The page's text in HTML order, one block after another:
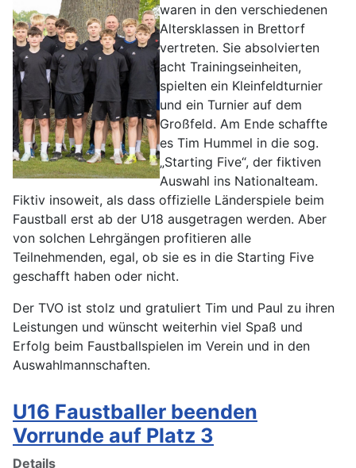
waren in den verschiedenen
Altersklassen in Brettorf
vertreten. Sie absolvierten
acht Trainingseinheiten,
spielten ein Kleinfeldturnier
und ein Turnier auf dem
Großfeld. Am Ende schaffte
es Tim Hummel in die sog.
„Starting Five“, der fiktiven
Auswahl ins Nationalteam.
Fiktiv insoweit, als dass offizielle Länderspiele beim
Faustball erst ab der U18 ausgetragen werden. Aber
von solchen Lehrgängen profitieren alle
Teilnehmenden, egal, ob sie es in die Starting Five
geschafft haben oder nicht.
Der TVO ist stolz und gratuliert Tim und Paul zu ihren
Leistungen und wünscht weiterhin viel Spaß und
Erfolg beim Faustballspielen im Verein und in den
Auswahlmannschaften.
U16 Faustballer beenden
Vorrunde auf Platz 3
Details